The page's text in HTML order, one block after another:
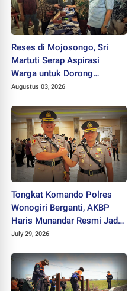
Reses di Mojosongo, Sri
Martuti Serap Aspirasi
Warga untuk Dorong
Ekonomi Kreatif dan Kota
Augustus 03, 2026
Tongkat Komando Polres
Wonogiri Berganti, AKBP
Haris Munandar Resmi Jadi
Kapolres Baru
July 29, 2026